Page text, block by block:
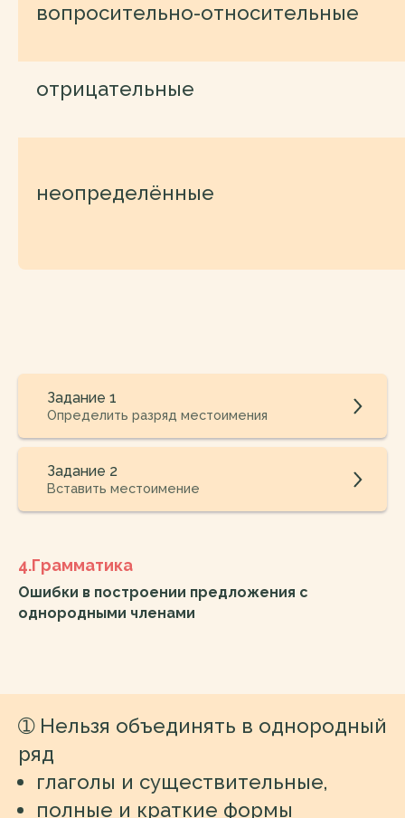
вопросительно-относительные
отрицательные
неопределённые
Задание 1
Определить разряд местоимения
Задание 2
Вставить местоимение
4.Грамматика
Ошибки в построении предложения с
однородными членами
➀Нельзя объединять в однородный
ряд
глаголы и существительные,
полные и краткие формы